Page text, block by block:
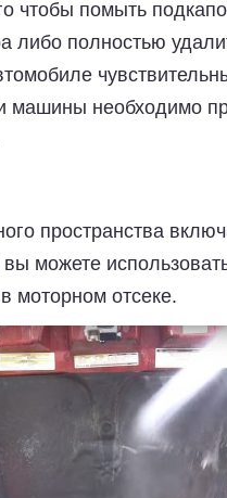
чтобы помыть
либо полностью
машины необходимо
пространства
можете
моторном отсеке.